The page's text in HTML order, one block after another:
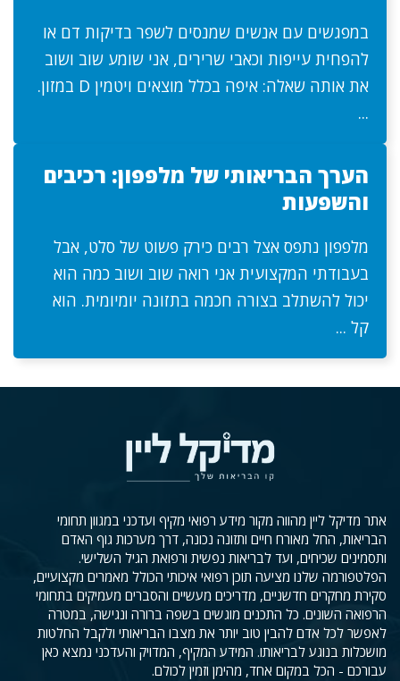
במפגשים עם אנשים שמנסים לשפר בדיקות דם או
להפחית עייפות וכאבי שרירים, אני שומע שוב ושוב
את אותה שאלה: איפה בכלל מוצאים ויטמין D במזון.
...
הערך הבריאותי של מלפפון: רכיבים
והשפעות
מלפפון נתפס אצל רבים כירק פשוט של סלט, אבל
בעבודתי המקצועית אני רואה שוב ושוב כמה הוא
יכול להשתלב בצורה חכמה בתזונה יומיומית. הוא
קל ...
אתר מדיקל ליין מהווה מקור מידע רפואי מקיף ועדכני במגוון תחומי
הבריאות, החל מאורח חיים ותזונה נכונה, דרך מערכות גוף האדם
ותסמינים שכיחים, ועד לבריאות נפשית ורפואת הגיל השלישי.
הפלטפורמה שלנו מציעה תוכן רפואי איכותי הכולל מאמרים מקצועיים,
סקירת מחקרים חדשניים, מדריכים מעשיים והסברים מעמיקים בתחומי
הרפואה השונים. כל התכנים מוגשים בשפה ברורה ונגישה, במטרה
לאפשר לכל אדם להבין טוב יותר את מצבו הבריאותי ולקבל החלטות
מושכלות בנוגע לבריאותו. המידע המקיף, המדויק והעדכני נמצא כאן
עבורכם - הכל במקום אחד, מהימן וזמין לכולם.